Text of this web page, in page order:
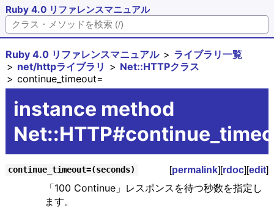
Ruby 4.0 リファレンスマニュアル
Ruby 4.0 リファレンスマニュアル
ライブラリ一覧
net/httpライブラリ
Net::HTTPクラス
continue_timeout=
instance method
continue_timeout=(seconds) [permalink][rdoc][edit]
「100 Continue」レスポンスを待つ秒数を指定し
ます。